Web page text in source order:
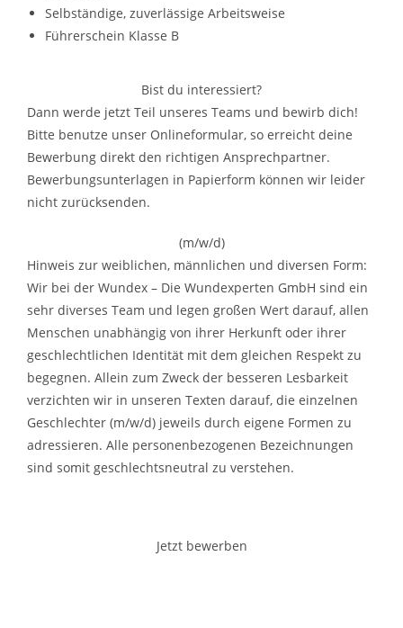
Selbständige, zuverlässige Arbeitsweise
Führerschein Klasse B
Bist du interessiert?
Dann werde jetzt Teil unseres Teams und bewirb dich!
Bitte benutze unser Onlineformular, so erreicht deine
Bewerbung direkt den richtigen Ansprechpartner.
Bewerbungsunterlagen in Papierform können wir leider
nicht zurücksenden.
(m/w/d)
Hinweis zur weiblichen, männlichen und diversen Form:
Wir bei der Wundex – Die Wundexperten GmbH sind ein
sehr diverses Team und legen großen Wert darauf, allen
Menschen unabhängig von ihrer Herkunft oder ihrer
geschlechtlichen Identität mit dem gleichen Respekt zu
begegnen. Allein zum Zweck der besseren Lesbarkeit
verzichten wir in unseren Texten darauf, die einzelnen
Geschlechter (m/w/d) jeweils durch eigene Formen zu
adressieren. Alle personenbezogenen Bezeichnungen
sind somit geschlechtsneutral zu verstehen.
Jetzt bewerben